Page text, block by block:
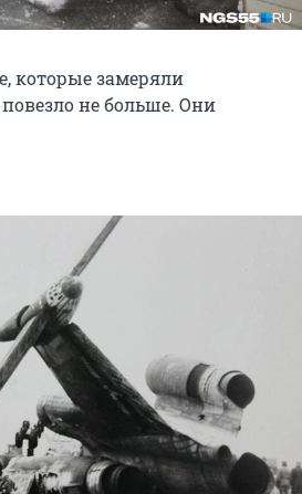
которые замеряли
не больше. Они